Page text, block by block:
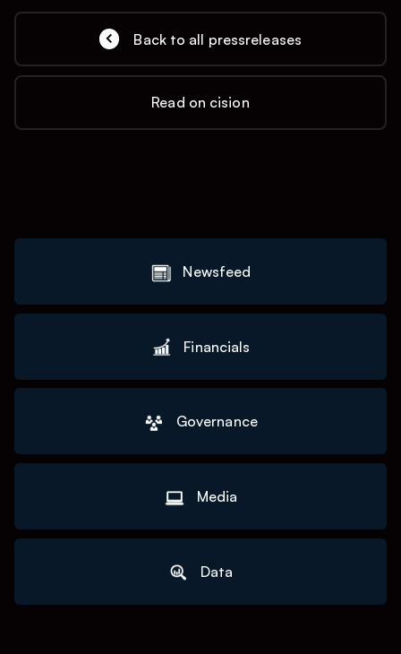
Back to all pressreleases
Read on cision
Newsfeed
Financials
Governance
Media
Data